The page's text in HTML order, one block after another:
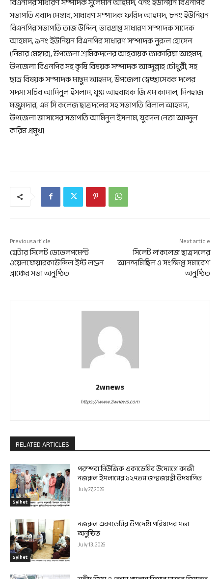
সভাপতি এবাদ মেম্বার, সাধারণ সম্পাদক ফরিদ আহমদ, ৮নং ইউনিয়ন
বিএনপির সভাপতি তাজ উদ্দিন, ভারপ্রাপ্ত সাধারণ সম্পাদক সাদেক
আহমদ, ৯নং ইউনিয়ন বিএনপির সাধারণ সম্পাদক নুরুল হোসেন
(নিমার মেম্বার), উপজেলা শ্রমিকদলের আহবায়ক জাকারিয়া আহমদ,
উপজেলা বিএনপির সহ কৃষি বিষয়ক সম্পাদক আব্দুল্লাহ চৌধুরী, সহ
ছাত্র বিষয়ক সম্পাদক মাছুম আহমদ, উপজেলা স্বেচ্ছাসেবক দলের
সদস্য সচিব আমিনুল ইসলাম, যুগ্ম আহবায়ক জি এম কামাল, মিনহাজ
মজুমদার, এম সি কলেজ ছাত্রদলের সহ সভাপতি বিলাল আহমদ,
উপজেলা জাসাসের সভাপতি আমিনুল ইসলাম, যুবদল নেতা আব্দুল
করিম প্রমুখ।
Previous article
গ্রেটার সিলেট ডেভেলপমেন্ট
ওয়েলফেয়ারকাউন্সিল ইস্ট লন্ডন
ব্রাঞ্চের সভা অনুষ্ঠিত
Next article
সিলেট ল’কলেজ ছাত্রদলের
আনন্দমিছিল ও সংক্ষিপ্ত সমাবেশ
অনুষ্ঠিত
2wnews
https://www.2wnews.com
RELATED ARTICLES
Sylhet
পরম্পরা মিউজিক একাডেমির উদ্যোগে কাজী
নজরুল ইসলামের ১২৭তম জন্মজয়ন্তী উদযাপিত
July 27, 2026
Sylhet
নজরুল একাডেমির উপদেষ্টা পরিষদের সভা
অনুষ্ঠিত
July 13, 2026